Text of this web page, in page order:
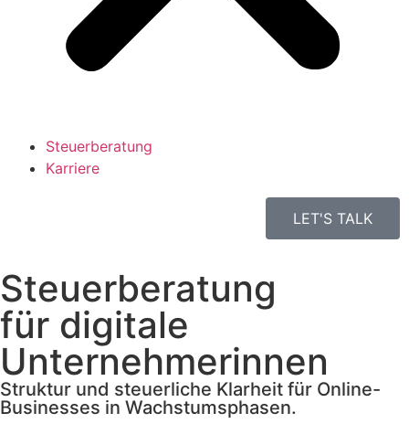
Steuerberatung
Karriere
LET'S TALK
Steuerberatung
für digitale
Unternehmerinnen
Struktur und steuerliche Klarheit für Online-
Businesses in Wachstumsphasen.